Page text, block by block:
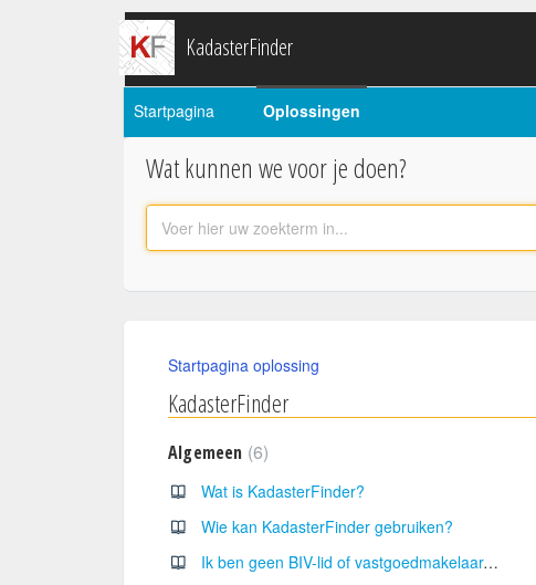
KadasterFinder
Startpagina Oplossingen
Wat kunnen we voor je doen?
Startpagina oplossing
KadasterFinder
Algemeen 6
Wat is KadasterFinder?
Wie kan KadasterFinder gebruiken?
Ik ben geen BIV-lid of vastgoedmakelaar-bemiddelaar, kan ik KadasterFinder gebruiken?